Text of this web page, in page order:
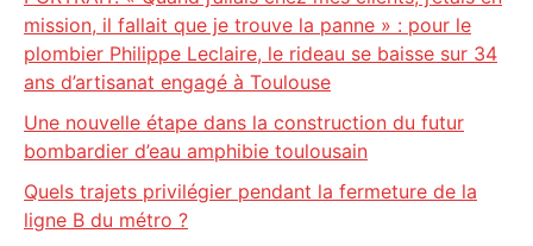
mission, il fallait que je trouve la panne » : pour le
plombier Philippe Leclaire, le rideau se baisse sur 34
ans d’artisanat engagé à Toulouse
Une nouvelle étape dans la construction du futur
bombardier d’eau amphibie toulousain
Quels trajets privilégier pendant la fermeture de la
ligne B du métro ?